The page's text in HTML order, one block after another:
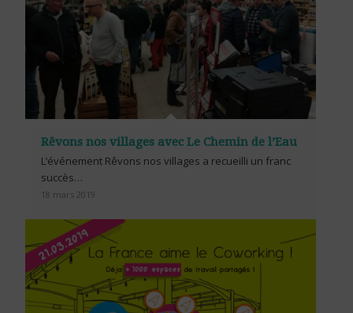
Rêvons nos villages avec Le Chemin de l’Eau
L’événement Rêvons nos villages a recueilli un franc
succès…
18 mars 2019